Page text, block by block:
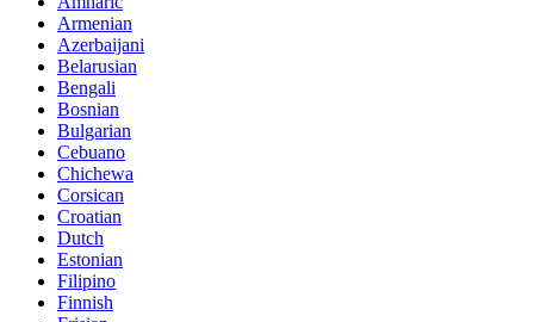
Armenian
Azerbaijani
Belarusian
Bengali
Bosnian
Bulgarian
Cebuano
Chichewa
Corsican
Croatian
Dutch
Estonian
Filipino
Finnish